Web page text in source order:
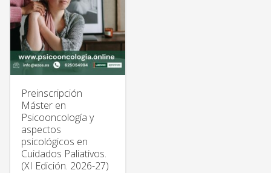
Preinscripción
Máster en
Psicooncología y
aspectos
psicológicos en
Cuidados Paliativos.
(XI Edición. 2026-27)